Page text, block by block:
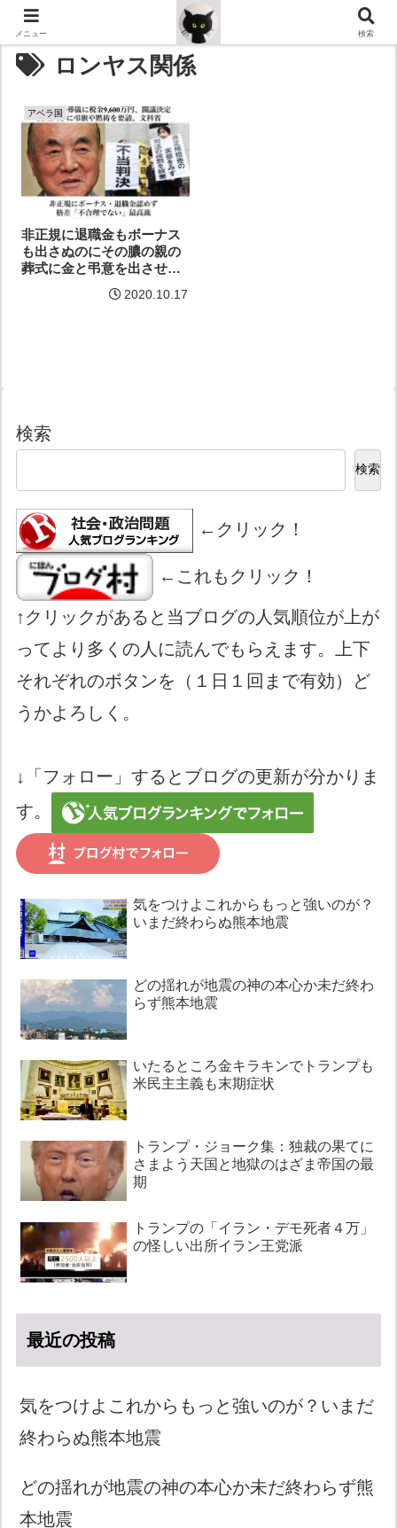
ロンヤス関係
アベラ国
非正規に退職金もボーナス
も出さぬのにその膿の親の
葬式に金と弔意を出させる
2020.10.17
検索
検索
←クリック！
←これもクリック！
↑クリックがあると当ブログの人気順位が上が
ってより多くの人に読んでもらえます。上下
それぞれのボタンを（１日１回まで有効）ど
うかよろしく。
↓「フォロー」するとブログの更新が分かりま
す。
気をつけよこれからもっと強いのが？
いまだ終わらぬ熊本地震
どの揺れが地震の神の本心か未だ終わ
らず熊本地震
いたるところ金キラキンでトランプも
米民主主義も末期症状
トランプ・ジョーク集：独裁の果てに
さまよう天国と地獄のはざま帝国の最
期
トランプの「イラン・デモ死者４万」
の怪しい出所イラン王党派
最近の投稿
気をつけよこれからもっと強いのが？いまだ
終わらぬ熊本地震
どの揺れが地震の神の本心か未だ終わらず熊
本地震
メニュー 検索